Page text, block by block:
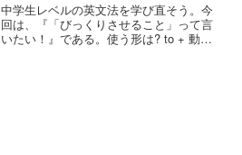
中学生レベルの英文法を学び直そう。今
回は、『「びっくりさせること」って言
いたい！』である。使う形は? to + 動詞